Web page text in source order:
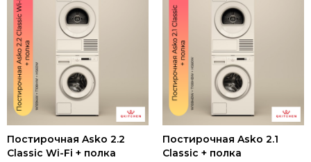
Постирочная Asko 2.2
Classic Wi-Fi + полка
Постирочная Asko 2.1
Classic + полка